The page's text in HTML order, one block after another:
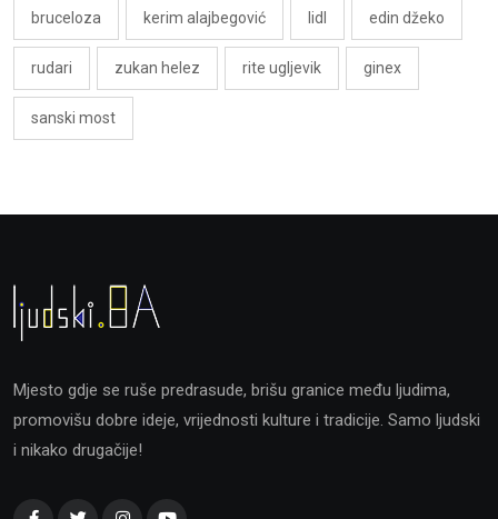
bruceloza kerim alajbegović lidl edin džeko
rudari zukan helez rite ugljevik ginex
sanski most
Mjesto gdje se ruše predrasude, brišu granice među ljudima,
promovišu dobre ideje, vrijednosti kulture i tradicije. Samo ljudski
i nikako drugačije!